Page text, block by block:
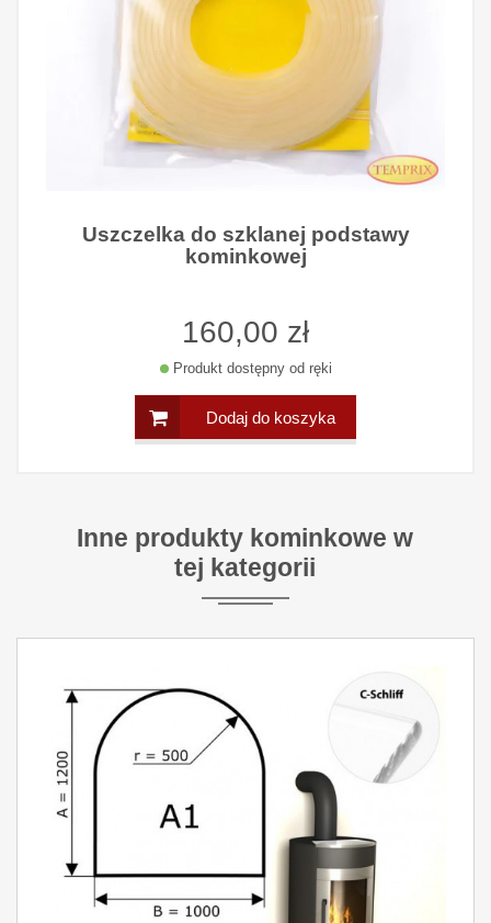
Uszczelka do szklanej podstawy
kominkowej
160,00 zł
Produkt dostępny od ręki
Dodaj do koszyka
Inne produkty kominkowe w
tej kategorii